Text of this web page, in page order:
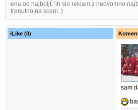
The Saturdays - Issues
3849 prikazov
Medved, svizec in
Green Day - 21st Century
ena od najboljĹˇih slo reklam z nedvomno
trenutno na sceni :)
iLike (0)
sam